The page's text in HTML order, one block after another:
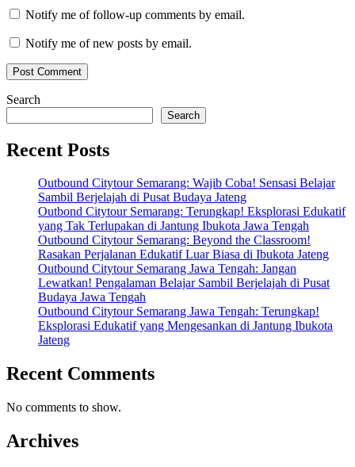
Notify me of follow-up comments by email.
Notify me of new posts by email.
Search
Search
Recent Posts
Outbound Citytour Semarang: Wajib Coba! Sensasi Belajar
Sambil Berjelajah di Pusat Budaya Jateng
Outbond Citytour Semarang: Terungkap! Eksplorasi Edukatif
yang Tak Terlupakan di Jantung Ibukota Jawa Tengah
Outbound Citytour Semarang: Beyond the Classroom!
Rasakan Perjalanan Edukatif Luar Biasa di Ibukota Jateng
Outbound Citytour Semarang Jawa Tengah: Jangan
Lewatkan! Pengalaman Belajar Sambil Berjelajah di Pusat
Budaya Jawa Tengah
Outbound Citytour Semarang Jawa Tengah: Terungkap!
Eksplorasi Edukatif yang Mengesankan di Jantung Ibukota
Jateng
Recent Comments
No comments to show.
Archives